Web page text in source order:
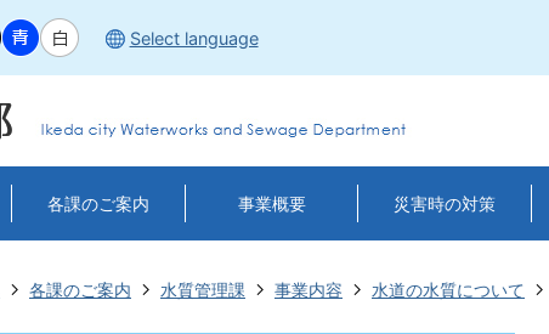
Select language
各課のご案内 事業概要 災害時の対策
各課のご案内 水質管理課 事業内容 水道の水質について